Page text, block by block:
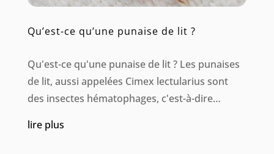
Qu’est-ce qu’une punaise de lit ?
Qu'est-ce qu'une punaise de lit ? Les punaises
de lit, aussi appelées Cimex lectularius sont
des insectes hématophages, c'est-à-dire
La durée initiale de la durée de vie d'une
lire plus